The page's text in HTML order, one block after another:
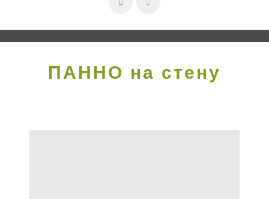
ПАННО на стену